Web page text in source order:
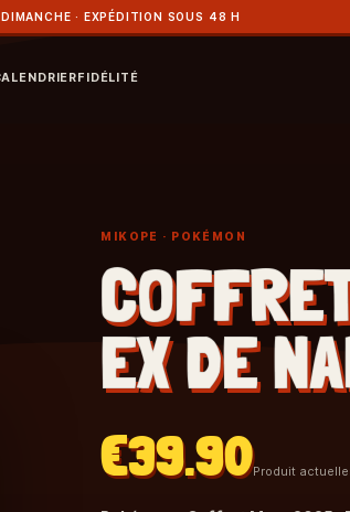
· EXPÉDITION SOUS 48 H
FIDÉLITÉ
MIKOPE · POKÉMON
EX DE
€39.90Produit